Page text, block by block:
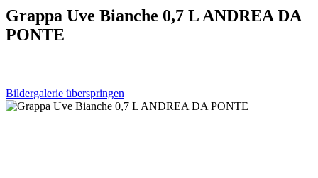
Grappa Uve Bianche 0,7 L ANDREA DA
PONTE
Bildergalerie überspringen